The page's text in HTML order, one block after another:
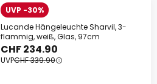
UVP -30%
Lucande Hängeleuchte Sharvil, 3-
flammig, weiß, Glas, 97cm
CHF 234.90
UVPCHF 339.90